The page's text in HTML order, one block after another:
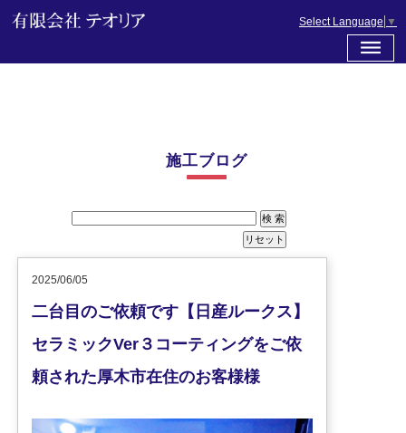
Select Language ▼
施工ブログ
2025/06/05
二台目のご依頼です【日産ルークス】
セラミックVer３コーティングをご依
頼された厚木市在住のお客様様